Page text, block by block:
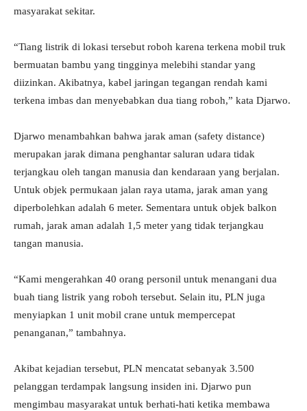
masyarakat sekitar.
“Tiang listrik di lokasi tersebut roboh karena terkena mobil truk
bermuatan bambu yang tingginya melebihi standar yang
diizinkan. Akibatnya, kabel jaringan tegangan rendah kami
terkena imbas dan menyebabkan dua tiang roboh,” kata Djarwo.
Djarwo menambahkan bahwa jarak aman (safety distance)
merupakan jarak dimana penghantar saluran udara tidak
terjangkau oleh tangan manusia dan kendaraan yang berjalan.
Untuk objek permukaan jalan raya utama, jarak aman yang
diperbolehkan adalah 6 meter. Sementara untuk objek balkon
rumah, jarak aman adalah 1,5 meter yang tidak terjangkau
tangan manusia.
“Kami mengerahkan 40 orang personil untuk menangani dua
buah tiang listrik yang roboh tersebut. Selain itu, PLN juga
menyiapkan 1 unit mobil crane untuk mempercepat
penanganan,” tambahnya.
Akibat kejadian tersebut, PLN mencatat sebanyak 3.500
pelanggan terdampak langsung insiden ini. Djarwo pun
mengimbau masyarakat untuk berhati-hati ketika membawa